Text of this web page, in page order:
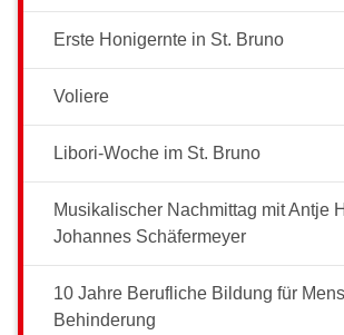
Erste Honigernte in St. Bruno
Voliere
Libori-Woche im St. Bruno
Musikalischer Nachmittag mit Antje
Johannes Schäfermeyer
10 Jahre Berufliche Bildung für
Behinderung